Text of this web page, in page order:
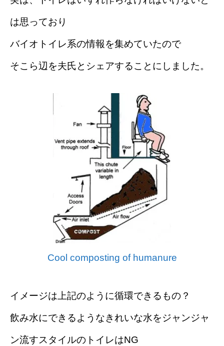
は思っており
バイオトイレ系の情報を集めていたので
そこら辺を夫氏とシェアすることにしました。
Cool composting of humanure
イメージは上記のように循環できるもの？
飲み水にできるようなきれいな水をジャンジャ
ン流すスタイルのトイレはNG